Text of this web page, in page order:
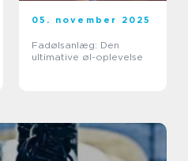
05. november 2025
Fadølsanlæg: Den
ultimative øl-oplevelse